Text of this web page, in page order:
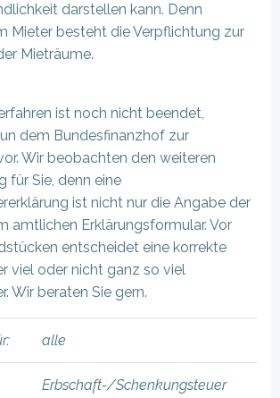
darstellen kann. Denn
Mieter besteht die Verpflichtung zur
Mieträume.
ist noch nicht beendet,
dem Bundesfinanzhof zur
Wir beobachten den weiteren
für Sie, denn eine
ist nicht nur die Angabe der
amtlichen Erklärungsformular. Vor
entscheidet eine korrekte
viel oder nicht ganz so viel
Wir beraten Sie gern.
alle
Erbschaft-/Schenkungsteuer